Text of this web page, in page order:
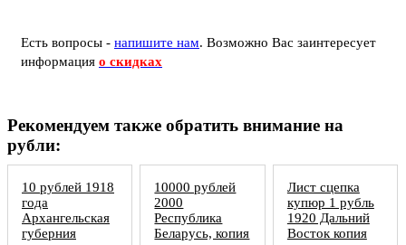
Есть вопросы - напишите нам. Возможно Вас заинтересует
информация о скидках
Рекомендуем также обратить внимание на
рубли:
10 рублей 1918
года
Архангельская
губерния
10000 рублей
2000
Республика
Беларусь, копия
Лист сцепка
купюр 1 рубль
1920 Дальний
Восток копия